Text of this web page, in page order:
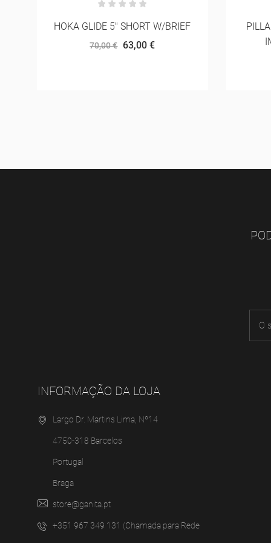
PILLAR PERFORMACE - ULTRA
IMMUNE C TROPICAL
INFORMAÇÃO DA LOJA
Largo Dr. Martins Lima, Nº14
4750-318 Barcelos
Portugal
Braga
store@ganita.pt
+351 967 349 131 (Chamada para Rede